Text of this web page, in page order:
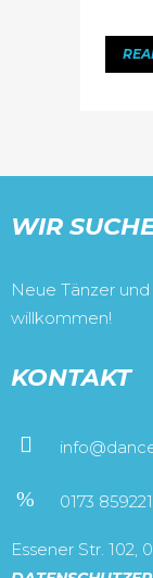
WIR
Neue Tänzer
willkommen!
KONTAKT
0173
Essener Str. 102,